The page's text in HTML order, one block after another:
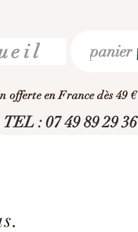
panier
offerte en France dès 49 €
TEL : 07 49 89 29 36